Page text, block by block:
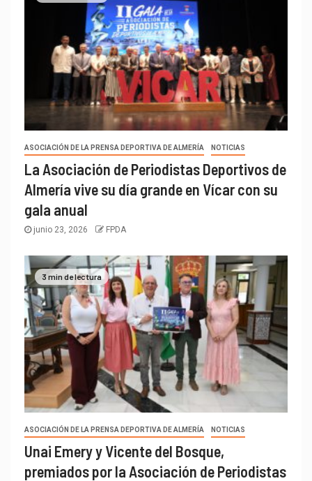
ASOCIACIÓN DE LA PRENSA DEPORTIVA DE ALMERÍA NOTICIAS
La Asociación de Periodistas Deportivos de
Almería vive su día grande en Vícar con su
gala anual
junio 23, 2026 FPDA
3 min de lectura
ASOCIACIÓN DE LA PRENSA DEPORTIVA DE ALMERÍA NOTICIAS
Unai Emery y Vicente del Bosque,
premiados por la Asociación de Periodistas